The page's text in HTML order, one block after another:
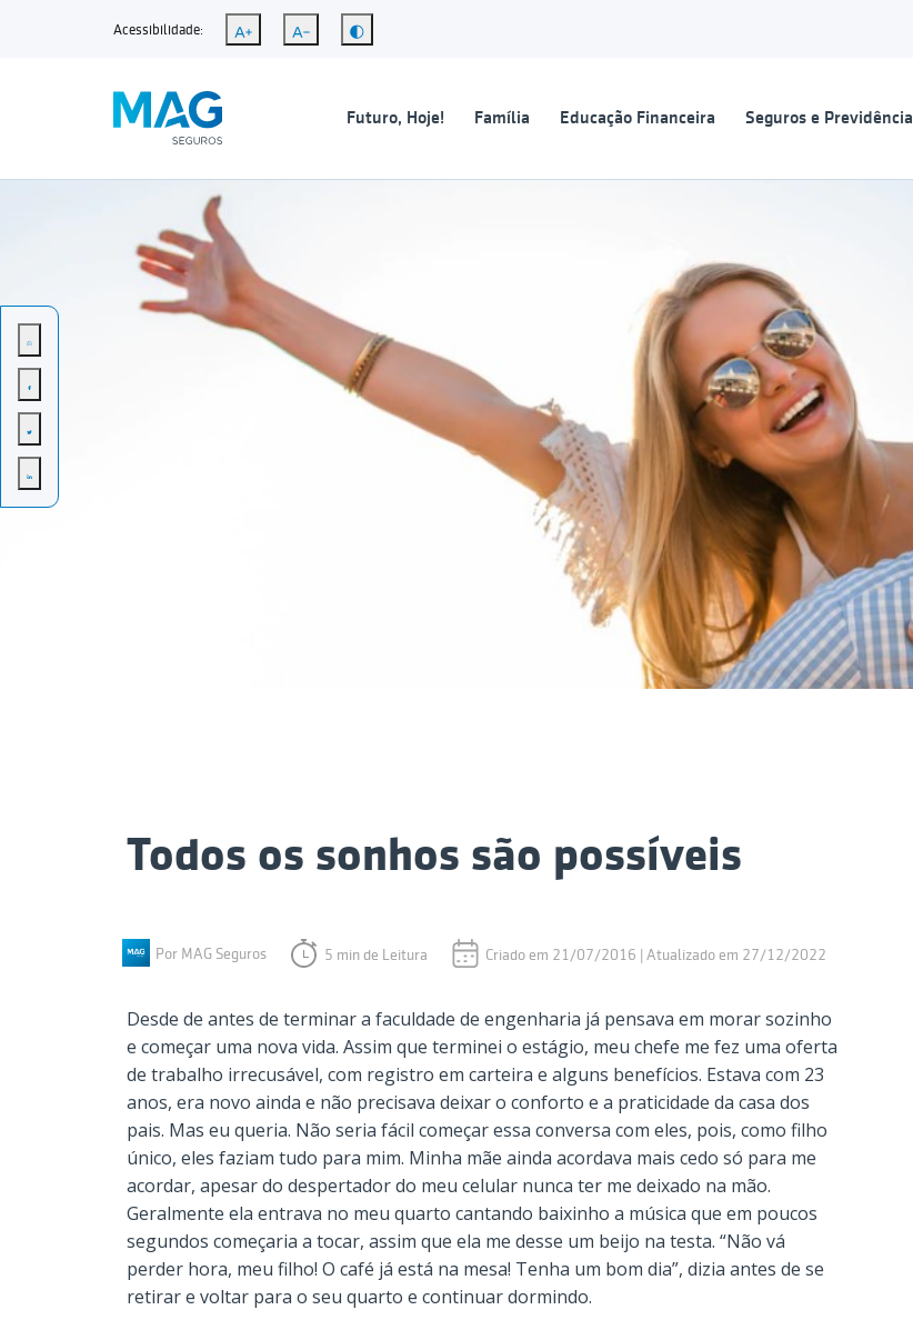
Acessibilidade:
Futuro, Hoje! Família Educação Financeira Seguros e Previdência
Todos os sonhos são possíveis
Por MAG Seguros 5 min de Leitura Criado em 21/07/2016 | Atualizado em 27/12/2022
Desde de antes de terminar a faculdade de engenharia já pensava em morar sozinho
e começar uma nova vida. Assim que terminei o estágio, meu chefe me fez uma oferta
de trabalho irrecusável, com registro em carteira e alguns benefícios. Estava com 23
anos, era novo ainda e não precisava deixar o conforto e a praticidade da casa dos
pais. Mas eu queria. Não seria fácil começar essa conversa com eles, pois, como filho
único, eles faziam tudo para mim. Minha mãe ainda acordava mais cedo só para me
acordar, apesar do despertador do meu celular nunca ter me deixado na mão.
Geralmente ela entrava no meu quarto cantando baixinho a música que em poucos
segundos começaria a tocar, assim que ela me desse um beijo na testa. “Não vá
perder hora, meu filho! O café já está na mesa! Tenha um bom dia”, dizia antes de se
retirar e voltar para o seu quarto e continuar dormindo.